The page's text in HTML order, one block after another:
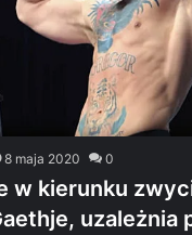
8 maja 2020 0
w kierunku
uzależnia